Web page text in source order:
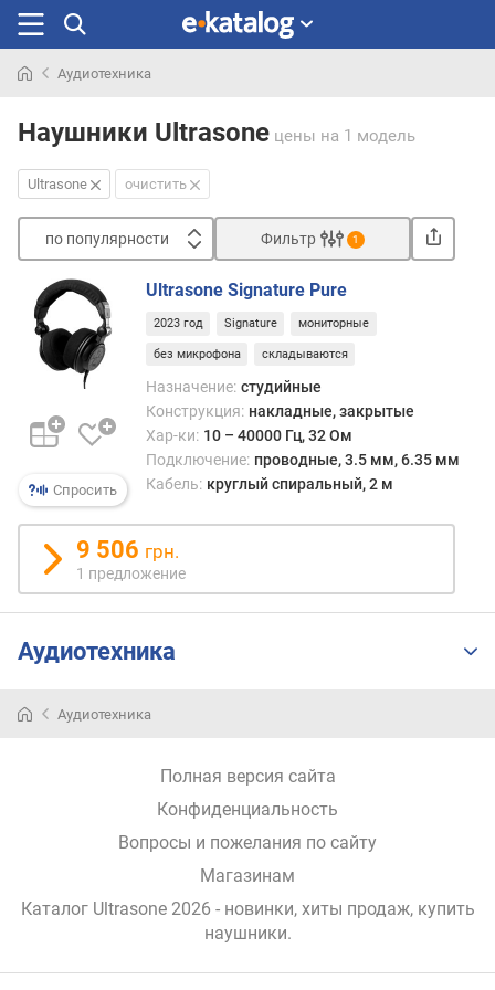
раньше
Аудиотехника
Наушники Ultrasone цены на 1 модель
Ultrasone очистить
по популярности
п
о
о
у
л
р
н
с
о
е
о
г
Фильтр 1
Спросить
Ultrasone Signature Pure
2023 год Signature мониторные
без микрофона складываются
Назначение: студийные
Конструкция: накладные, закрытые
Хар-ки: 10 – 40000 Гц, 32 Ом
Подключение: проводные, 3.5 мм, 6.35 мм
Кабель: круглый спиральный, 2 м
9 506 грн.
1 предложение
Аудиотехника
Аудиотехника
Полная версия сайта
Конфиденциальность
Вопросы и пожелания по сайту
Магазинам
Каталог Ultrasone 2026 - новинки, хиты продаж, купить
наушники.